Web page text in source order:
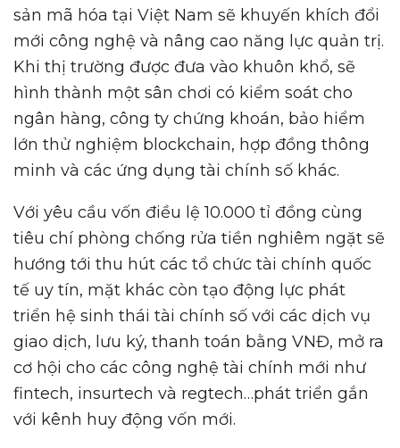
sản mã hóa tại Việt Nam sẽ khuyến khích đổi
mới công nghệ và nâng cao năng lực quản trị.
Khi thị trường được đưa vào khuôn khổ, sẽ
hình thành một sân chơi có kiểm soát cho
ngân hàng, công ty chứng khoán, bảo hiểm
lớn thử nghiệm blockchain, hợp đồng thông
minh và các ứng dụng tài chính số khác.
Với yêu cầu vốn điều lệ 10.000 tỉ đồng cùng
tiêu chí phòng chống rửa tiền nghiêm ngặt sẽ
hướng tới thu hút các tổ chức tài chính quốc
tế uy tín, mặt khác còn tạo động lực phát
triển hệ sinh thái tài chính số với các dịch vụ
giao dịch, lưu ký, thanh toán bằng VNĐ, mở ra
cơ hội cho các công nghệ tài chính mới như
fintech, insurtech và regtech…phát triển gắn
với kênh huy động vốn mới.